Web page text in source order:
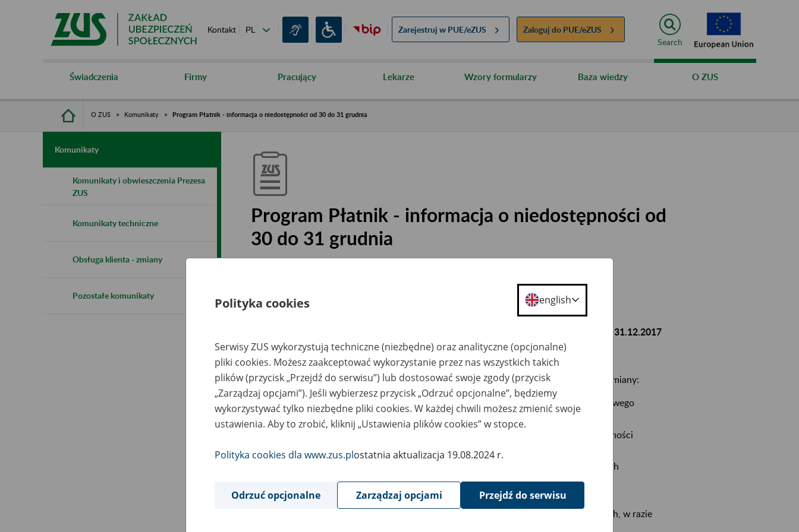
Kontakt Zarejestruj w PUE/eZUS Zaloguj do PUE/eZUS
Search
Świadczenia Firmy Pracujący Lekarze Wzory formularzy Baza wiedzy O ZUS
O ZUS Komunikaty Program Płatnik - informacja o niedostępności od 30 do 31 grudnia
Komunikaty
Komunikaty i obwieszczenia Prezesa
ZUS
Komunikaty techniczne
Obsługa klienta - zmiany
Pozostałe komunikaty
Program Płatnik - informacja o niedostępności od
30 do 31 grudnia
od godziny 10:00 w sobotę 30.12.2017 r. do godziny 23:00 w niedzielę 31.12.2017
r., komunikacja elektroniczna z ZUS w programie Płatnik będzie niedostępna.
W tym czasie planowane jest wdrożenie nowych metryk, które zawierają następujące zmiany:
w kartotece płatnika zostanie udostępniony indywidualny numer rachunku składkowego
płatnika składek,
z programu zostaną usunięte dotychczasowe numery kont bankowych ZUS dla płatności
składek,
tymczasowo zostanie zablokowana możliwość generowania dokumentów płatniczych
(planowane przywrócenie funkcji – kwiecień 2018).
Do czasu udostępnienia w programie Płatnik funkcji tworzenia dokumentów płatniczych, w razie
Polityka cookies english
Serwisy ZUS wykorzystują techniczne (niezbędne) oraz analityczne (opcjonalne)
pliki cookies. Możesz zaakceptować wykorzystanie przez nas wszystkich takich
plików (przycisk „Przejdź do serwisu”) lub dostosować swoje zgody (przycisk
„Zarządzaj opcjami”). Jeśli wybierzesz przycisk „Odrzuć opcjonalne”, będziemy
wykorzystywać tylko niezbędne pliki cookies. W każdej chwili możesz zmienić swoje
ustawienia. Aby to zrobić, kliknij „Ustawienia plików cookies” w stopce.
Polityka cookies dla www.zus.plostatnia aktualizacja 19.08.2024 r.
Odrzuć opcjonalne Zarządzaj opcjami Przejdź do serwisu